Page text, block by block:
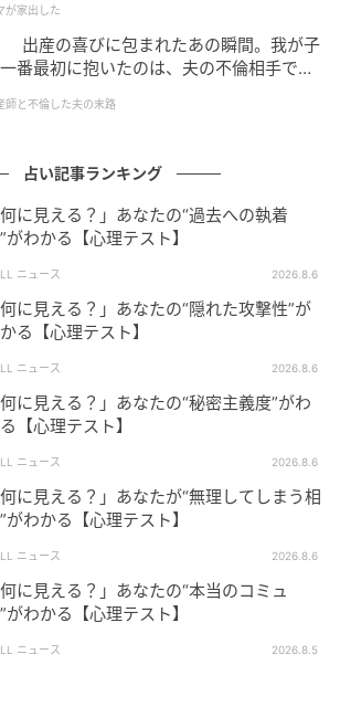
か。自分なりの考えがあり、こうし
強さも持っているようです。その想
僚とぶつかることがあるはずです。
持ちが熱くなってしまいやすく、そ
見と折り合いをつけることが難しく
もしれません。相手を説得したい気
まい、話し合っても平行線になるこ
いでしょうか。
つい感情的になってしまい、自分の
結果になってしまうのでしょう。
て、もう少しきちんと話し合えばよ
ことが大事なのかもしれません。
着けば、同僚と折り合いをつけるこ
うです。
た人は「仕事が間に合わない
が家出した
出産の喜びに包まれたあの瞬間。我が子
番最初に抱いたのは、夫の不倫相手でし
師と不倫した夫の末路
占い記事ランキング
何に見える？」あなたの“過去への執着
がわかる【心理テスト】
ニュース 2026.8.6
何に見える？」あなたの“隠れた攻撃性”が
る【心理テスト】
ニュース 2026.8.6
何に見える？」あなたの“秘密主義度”がわ
【心理テスト】
ニュース 2026.8.6
何に見える？」あなたが“無理してしまう相
がわかる【心理テスト】
ニュース 2026.8.6
何に見える？」あなたの“本当のコミュ
がわかる【心理テスト】
ニュース 2026.8.5